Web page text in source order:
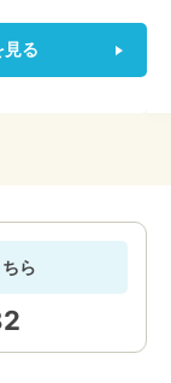
見る
ら